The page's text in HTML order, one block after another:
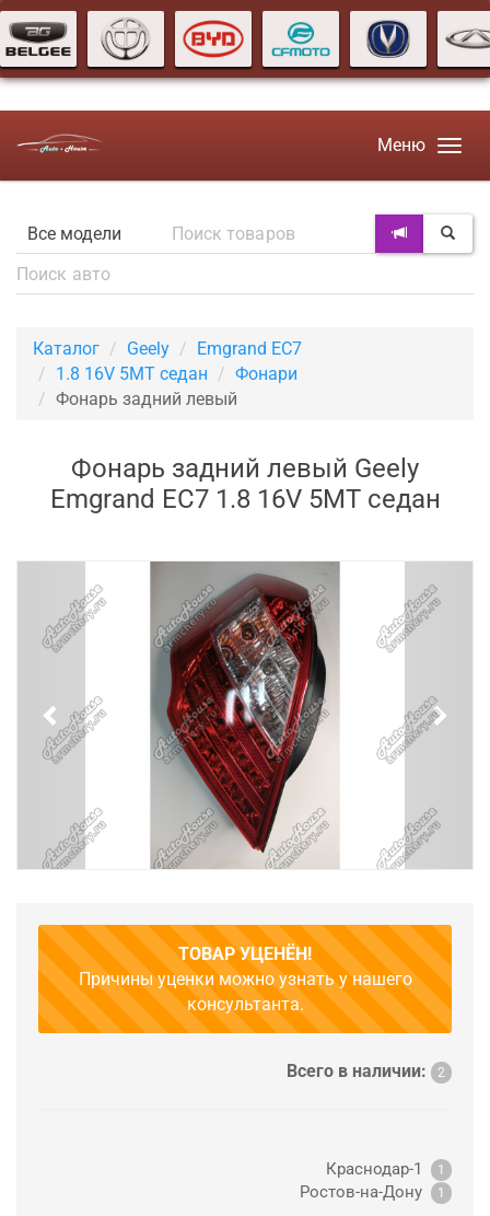
Меню
Каталог Geely
Emgrand EC7
1.8 16V 5MT седан
Фонари
Фонарь задний левый
Фонарь задний левый Geely
Emgrand EC7 1.8 16V 5MT седан
ТОВАР УЦЕНЁН!
Причины уценки можно узнать у нашего
консультанта.
Всего в наличии: 2
Краснодар-1 1
Ростов-на-Дону 1